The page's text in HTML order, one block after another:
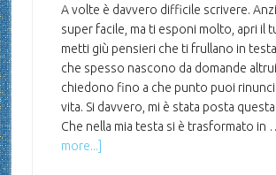
A volte è davvero difficile scrivere.
super facile, ma ti esponi molto, apri il
metti giù pensieri che ti frullano in
che spesso nascono da domande
chiedono fino a che punto puoi
vita. Si davvero, mi è stata posta
Che nella mia testa si è trasformato in
more...]